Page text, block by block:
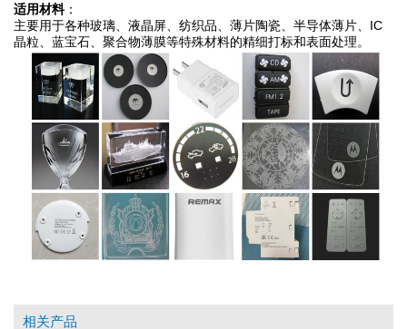
适用材料：
主要用于各种玻璃、液晶屏、纺织品、薄片陶瓷、半导体薄片、IC
晶粒、蓝宝石、聚合物薄膜等特殊材料的精细打标和表面处理。
相关产品